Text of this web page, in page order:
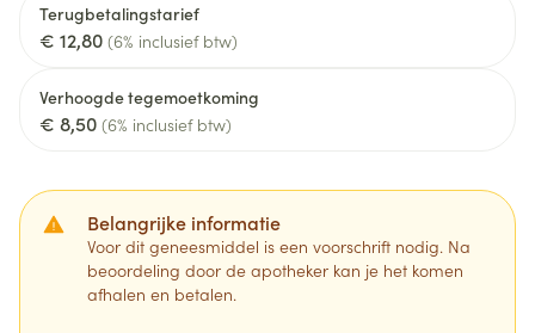
Terugbetalingstarief
€ 12,80 (6% inclusief btw)
Verhoogde tegemoetkoming
€ 8,50 (6% inclusief btw)
Belangrijke informatie
Voor dit geneesmiddel is een voorschrift nodig. Na
beoordeling door de apotheker kan je het komen
afhalen en betalen.